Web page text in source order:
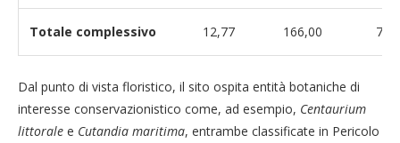
Totale complessivo 12,77 166,00 7,7
Dal punto di vista floristico, il sito ospita entità botaniche di
interesse conservazionistico come, ad esempio, Centaurium
littorale e Cutandia maritima, entrambe classificate in Pericolo